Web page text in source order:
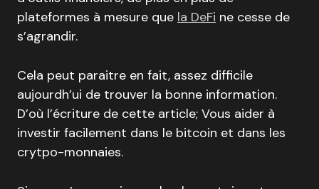
plateformes à mesure que la DeFi ne cesse de
s’agrandir.
Cela peut paraitre en fait, assez difficile
aujourdh’ui de trouver la bonne information.
D’où l’écriture de cette article; Vous aider à
investir facilement dans le bitcoin et dans les
crytpo-monnaies.